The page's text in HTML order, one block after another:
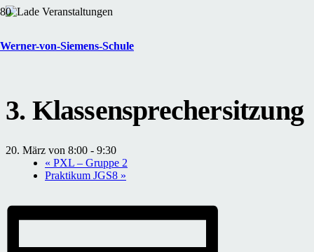
Werner-von-Siemens-Schule
3. Klassensprechersitzung
20. März von 8:00 - 9:30
« PXL – Gruppe 2
Praktikum JGS8 »